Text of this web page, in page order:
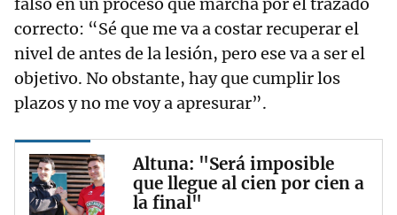
falso en un proceso que marcha por el trazado
correcto: “Sé que me va a costar recuperar el
nivel de antes de la lesión, pero ese va a ser el
objetivo. No obstante, hay que cumplir los
plazos y no me voy a apresurar”.
Altuna: "Será imposible
que llegue al cien por cien a
la final"